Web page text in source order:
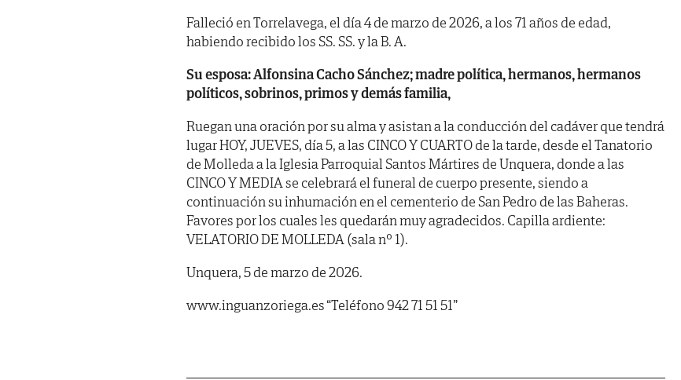
Falleció en Torrelavega, el día 4 de marzo de 2026, a los 71 años de edad,
habiendo recibido los SS. SS. y la B. A.
Su esposa: Alfonsina Cacho Sánchez; madre política, hermanos, hermanos
políticos, sobrinos, primos y demás familia,
Ruegan una oración por su alma y asistan a la conducción del cadáver que tendrá
lugar HOY, JUEVES, día 5, a las CINCO Y CUARTO de la tarde, desde el Tanatorio
de Molleda a la Iglesia Parroquial Santos Mártires de Unquera, donde a las
CINCO Y MEDIA se celebrará el funeral de cuerpo presente, siendo a
continuación su inhumación en el cementerio de San Pedro de las Baheras.
Favores por los cuales les quedarán muy agradecidos. Capilla ardiente:
VELATORIO DE MOLLEDA (sala nº 1).
Unquera, 5 de marzo de 2026.
www.inguanzoriega.es “Teléfono 942 71 51 51”